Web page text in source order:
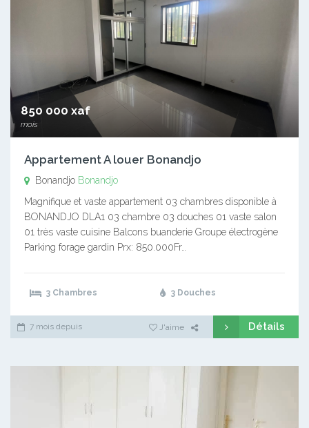
850 000 xaf
mois
Appartement A louer Bonandjo
Bonandjo Bonandjo
Magnifique et vaste appartement 03 chambres disponible à
BONANDJO DLA1 03 chambre 03 douches 01 vaste salon
01 très vaste cuisine Balcons buanderie Groupe électrogène
Parking forage gardin Prx: 850.000Fr…
3 Chambres 3 Douches
7 mois depuis J'aime Détails